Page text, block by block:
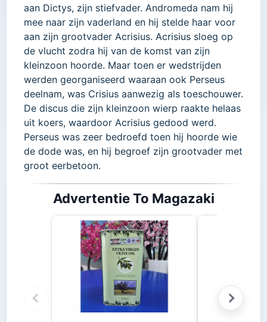
aan Dictys, zijn stiefvader. Andromeda nam hij
mee naar zijn vaderland en hij stelde haar voor
aan zijn grootvader Acrisius. Acrisius sloeg op
de vlucht zodra hij van de komst van zijn
kleinzoon hoorde. Maar toen er wedstrijden
werden georganiseerd waaraan ook Perseus
deelnam, was Crisius aanwezig als toeschouwer.
De discus die zijn kleinzoon wierp raakte helaas
uit koers, waardoor Acrisius gedood werd.
Perseus was zeer bedroefd toen hij hoorde wie
de dode was, en hij begroef zijn grootvader met
groot eerbetoon.
Advertentie To Magazaki
Stifado